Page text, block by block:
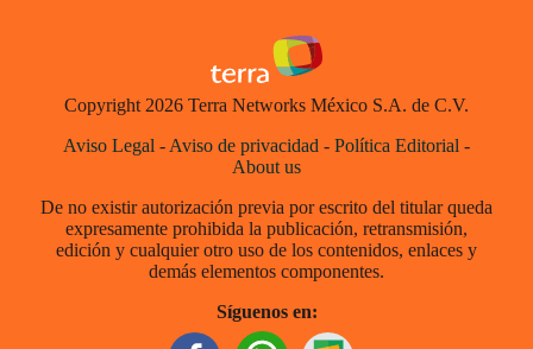
Copyright 2026 Terra Networks México S.A. de C.V.
Aviso Legal - Aviso de privacidad - Política Editorial -
About us
De no existir autorización previa por escrito del titular queda
expresamente prohibida la publicación, retransmisión,
edición y cualquier otro uso de los contenidos, enlaces y
demás elementos componentes.
Síguenos en: